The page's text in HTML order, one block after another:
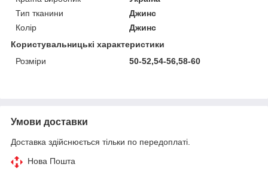
Тип тканини
Джинс
Колір
Джинс
Користувальницькі характеристики
Розміри
50-52,54-56,58-60
Умови доставки
Доставка здійснюється тільки по передоплаті.
Нова Пошта